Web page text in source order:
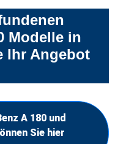
Modelle in
Ihr Angebot
A 180 und
Sie hier